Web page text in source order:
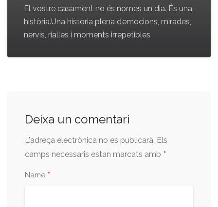
El vostre casament no és només un dia. És una
història.Una història plena d’emocions, mirades,
nervis, rialles i moments irrepetibles
Deixa un comentari
L'adreça electrònica no es publicarà. Els
camps necessaris estan marcats amb *
Name *